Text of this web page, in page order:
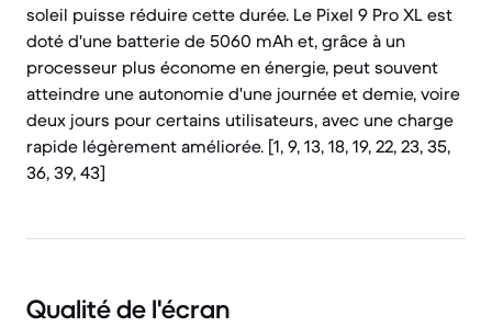
soleil puisse réduire cette durée. Le Pixel 9 Pro XL est
doté d'une batterie de 5060 mAh et, grâce à un
processeur plus économe en énergie, peut souvent
atteindre une autonomie d'une journée et demie, voire
deux jours pour certains utilisateurs, avec une charge
rapide légèrement améliorée. [1, 9, 13, 18, 19, 22, 23, 35,
36, 39, 43]
Qualité de l'écran